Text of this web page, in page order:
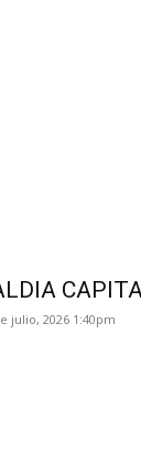
julio, 2026 1:40pm